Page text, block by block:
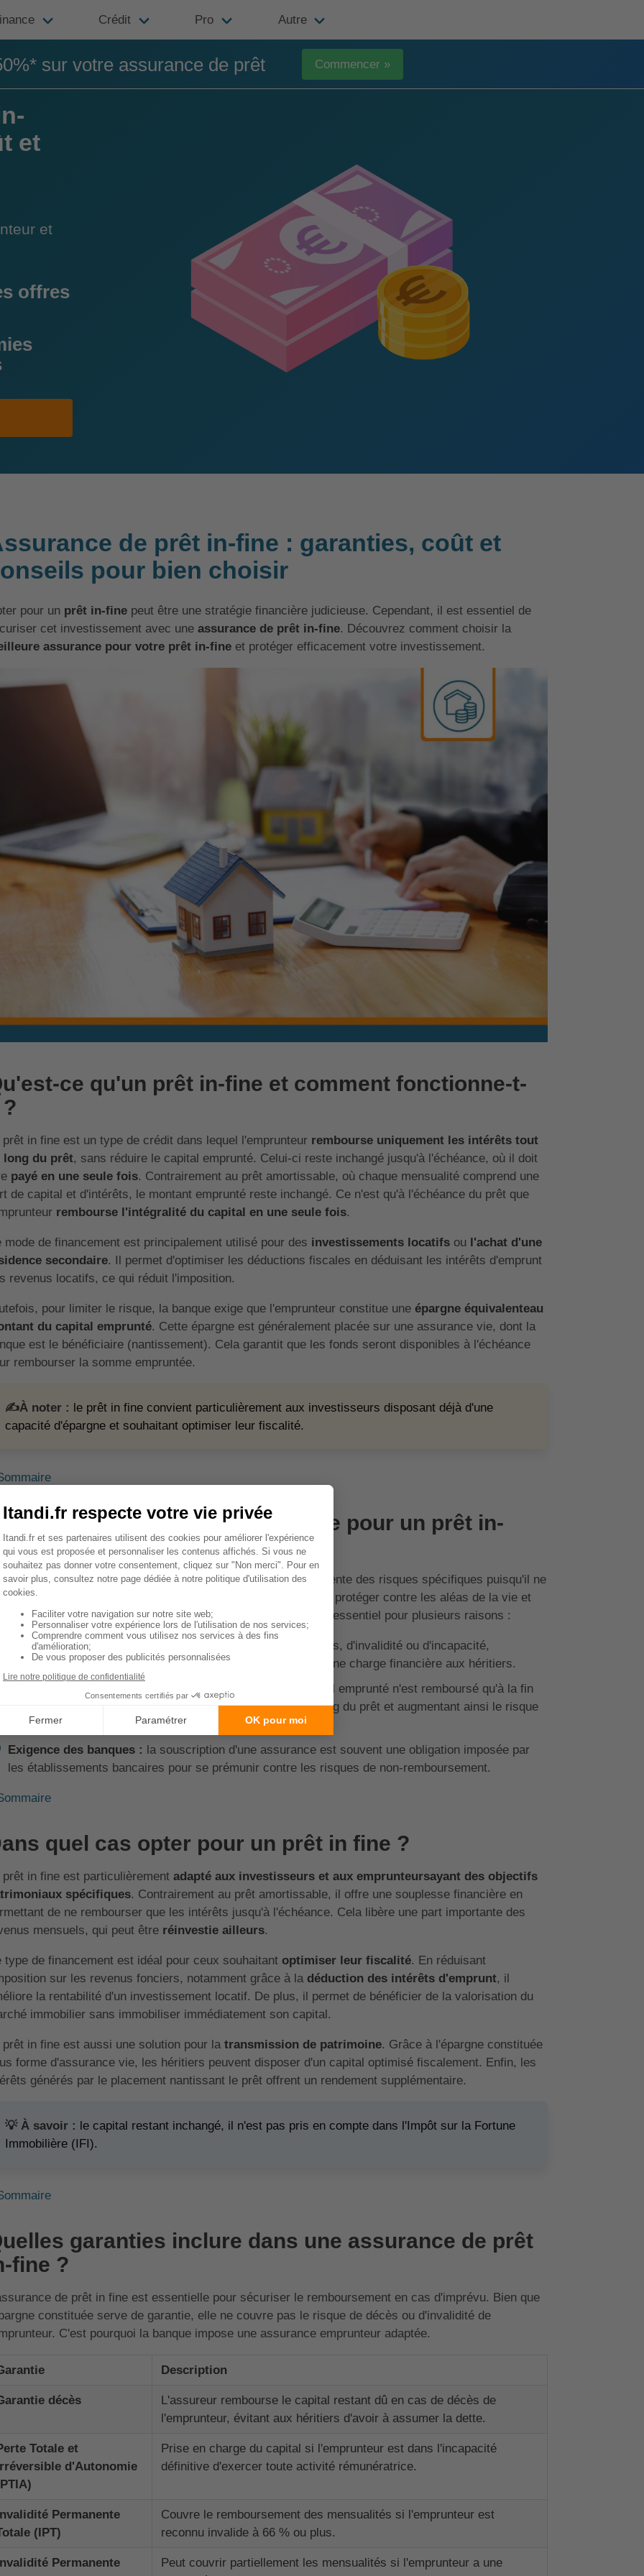
Crédit Pro Autre
sur votre assurance de prêt Commencer »
et
et
offres
de prêt in-fine : garanties, coût et
pour bien choisir
pour un prêt in-fine peut être une stratégie financière judicieuse. Cependant, il est essentiel de
cet investissement avec une assurance de prêt in-fine. Découvrez comment choisir la
assurance pour votre prêt in-fineet protéger efficacement votre investissement.
ce qu'un prêt in-fine et comment fonctionne-t-
prêt in fine est un type de crédit dans lequel l'emprunteur rembourse uniquement les intérêts tout
long du prêt, sans réduire le capital emprunté. Celui-ci reste inchangé jusqu'à l'échéance, où il doit
payé en une seule fois. Contrairement au prêt amortissable, où chaque mensualité comprend une
de capital et d'intérêts, le montant emprunté reste inchangé. Ce n'est qu'à l'échéance du prêt que
rembourse l'intégralité du capital en une seule fois.
mode de financement est principalement utilisé pour des investissements locatifsou l'achat d'une
secondaire. Il permet d'optimiser les déductions fiscales en déduisant les intérêts d'emprunt
revenus locatifs, ce qui réduit l'imposition.
pour limiter le risque, la banque exige que l'emprunteur constitue une épargne équivalenteau
du capital emprunté. Cette épargne est généralement placée sur une assurance vie, dont la
est le bénéficiaire (nantissement). Cela garantit que les fonds seront disponibles à l'échéance
rembourser la somme empruntée.
✍️À noter : le prêt in fine convient particulièrement aux investisseurs disposant déjà d'une
capacité d'épargne et souhaitant optimiser leur fiscalité.
souscrire une assurance pour un prêt in-
?
prêt in-fine, souvent utilisé pour l'investissement locatif, présente des risques spécifiques puisqu'il ne
le remboursement du capital qu'à son échéance. Pour se protéger contre les aléas de la vie et
le remboursement du prêt, souscrire une assurance est essentiel pour plusieurs raisons :
Protection de l'emprunteur et du prêteur :
en cas de décès, d'invalidité ou d'incapacité,
l'assurance couvre le remboursement du prêt, évitant ainsi une charge financière aux héritiers.
Gestion des risques spécifiques au prêt in-fine :
le capital emprunté n'est remboursé qu'à la fin
du contrat, maintenant un capital restant dû élevé tout au long du prêt et augmentant ainsi le risque
pour le prêteur.
Exigence des banques : la souscription d'une assurance est souvent une obligation imposée par
les établissements bancaires pour se prémunir contre les risques de non-remboursement.
quel cas opter pour un prêt in fine ?
prêt in fine est particulièrement adapté aux investisseurs et aux emprunteursayant des objectifs
spécifiques. Contrairement au prêt amortissable, il offre une souplesse financière en
de ne rembourser que les intérêts jusqu'à l'échéance. Cela libère une part importante des
mensuels, qui peut être réinvestie ailleurs.
type de financement est idéal pour ceux souhaitant optimiser leur fiscalité. En réduisant
sur les revenus fonciers, notamment grâce à la déduction des intérêts d'emprunt, il
la rentabilité d'un investissement locatif. De plus, il permet de bénéficier de la valorisation du
immobilier sans immobiliser immédiatement son capital.
prêt in fine est aussi une solution pour la transmission de patrimoine. Grâce à l'épargne constituée
forme d'assurance vie, les héritiers peuvent disposer d'un capital optimisé fiscalement. Enfin, les
générés par le placement nantissant le prêt offrent un rendement supplémentaire.
💡 À savoir : le capital restant inchangé, il n'est pas pris en compte dans l'Impôt sur la Fortune
Immobilière (IFI).
garanties inclure dans une assurance de prêt
fine ?
de prêt in fine est essentielle pour sécuriser le remboursement en cas d'imprévu. Bien que
constituée serve de garantie, elle ne couvre pas le risque de décès ou d'invalidité de
C'est pourquoi la banque impose une assurance emprunteur adaptée.
Description
décès
L'assureur rembourse le capital restant dû en cas de décès de
l'emprunteur, évitant aux héritiers d'avoir à assumer la dette.
Totale et
d'Autonomie
Prise en charge du capital si l'emprunteur est dans l'incapacité
définitive d'exercer toute activité rémunératrice.
Permanente
(IPT)
Couvre le remboursement des mensualités si l'emprunteur est
reconnu invalide à 66 % ou plus.
Permanente
Peut couvrir partiellement les mensualités si l'emprunteur a une